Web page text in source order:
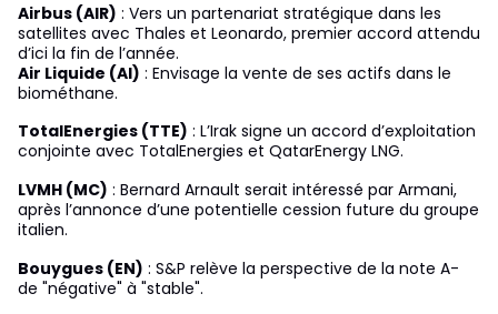
Airbus (AIR) : Vers un partenariat stratégique dans les
satellites avec Thales et Leonardo, premier accord attendu
d’ici la fin de l’année.
Air Liquide (AI) : Envisage la vente de ses actifs dans le
biométhane.
TotalEnergies (TTE) : L’Irak signe un accord d’exploitation
conjointe avec TotalEnergies et QatarEnergy LNG.
LVMH (MC) : Bernard Arnault serait intéressé par Armani,
après l’annonce d’une potentielle cession future du groupe
italien.
Bouygues (EN) : S&P relève la perspective de la note A-
de "négative" à "stable".